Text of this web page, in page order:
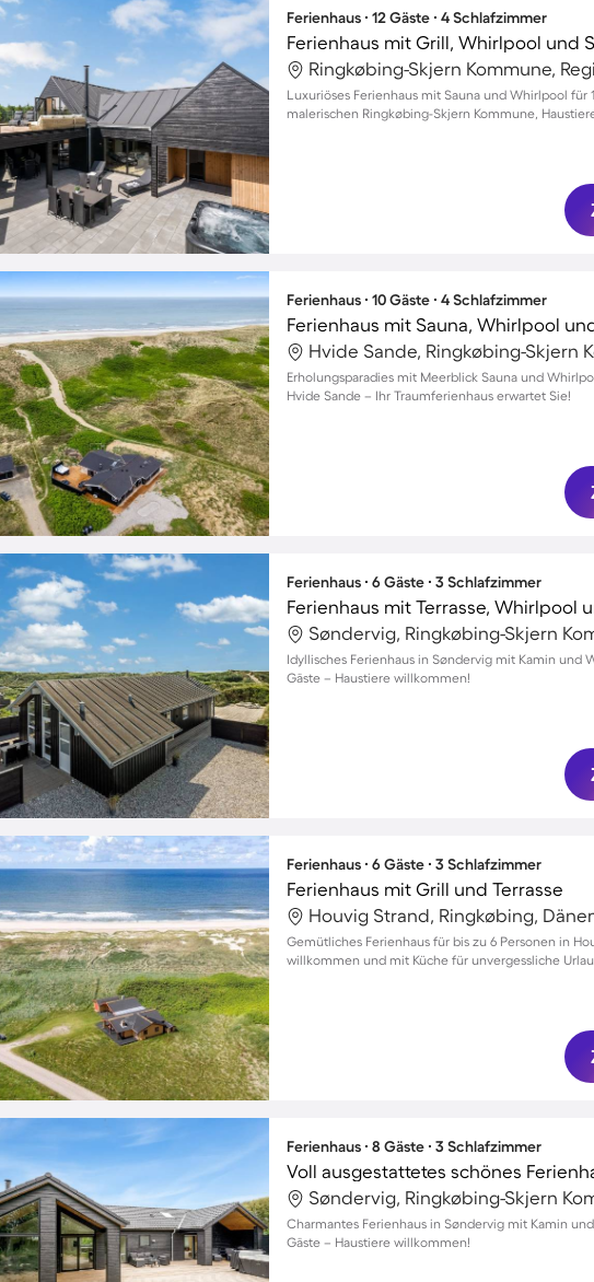
Ferienhaus ∙ 12 Gäste ∙ 4 Schlafzimmer
Ferienhaus mit Grill, Whirlpool und
Luxuriöses Ferienhaus mit Sauna und Whirlpool für
malerischen Ringkøbing-Skjern Kommune,
Ferienhaus ∙ 10 Gäste ∙ 4 Schlafzimmer
Erholungsparadies mit Meerblick Sauna und
Hvide Sande – Ihr Traumferienhaus erwartet Sie!
Ferienhaus ∙ 6 Gäste ∙ 3 Schlafzimmer
Ferienhaus mit Terrasse, Whirlpool
Idyllisches Ferienhaus in Søndervig mit Kamin und
Gäste – Haustiere willkommen!
Ferienhaus ∙ 6 Gäste ∙ 3 Schlafzimmer
Ferienhaus mit Grill und Terrasse
Houvig Strand, Ringkøbing,
Gemütliches Ferienhaus für bis zu 6 Personen in
willkommen und mit Küche für unvergessliche
Ferienhaus ∙ 8 Gäste ∙ 3 Schlafzimmer
Charmantes Ferienhaus in Søndervig mit Kamin
Gäste – Haustiere willkommen!